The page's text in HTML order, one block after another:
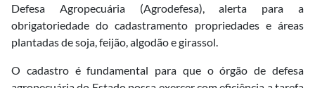
Defesa Agropecuária (Agrodefesa), alerta para a
obrigatoriedade do cadastramento propriedades e áreas
plantadas de soja, feijão, algodão e girassol.
O cadastro é fundamental para que o órgão de defesa